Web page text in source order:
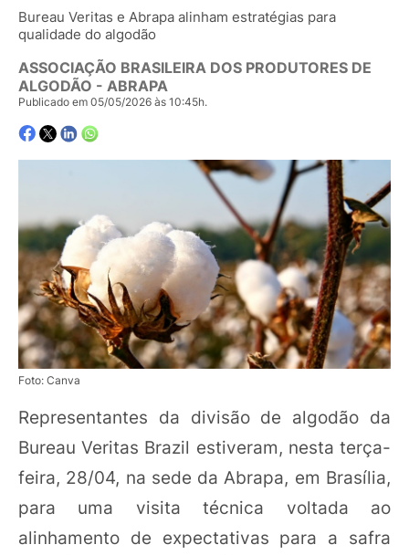
Bureau Veritas e Abrapa alinham estratégias para
qualidade do algodão
ASSOCIAÇÃO BRASILEIRA DOS PRODUTORES DE
ALGODÃO - ABRAPA
Publicado em 05/05/2026 às 10:45h.
Foto: Canva
Representantes da divisão de algodão da
Bureau Veritas Brazil estiveram, nesta terça-
feira, 28/04, na sede da Abrapa, em Brasília,
para uma visita técnica voltada ao
alinhamento de expectativas para a safra